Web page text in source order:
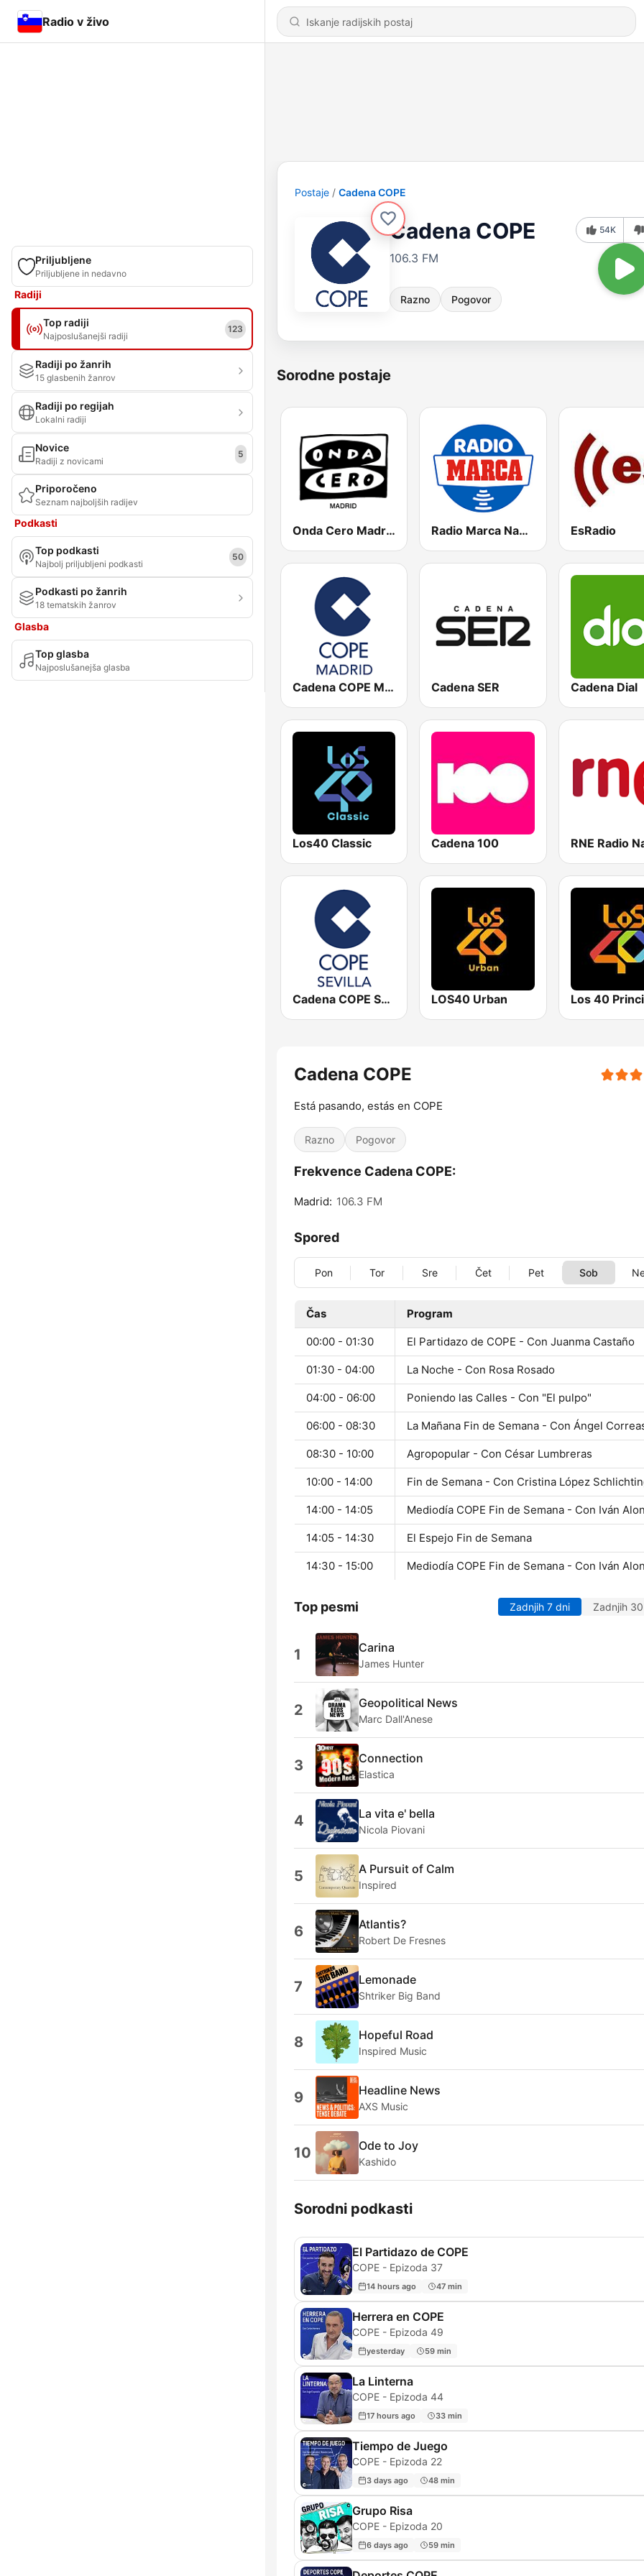
Radio v živo
Priljubljene
Priljubljene in nedavno
Radiji
Top radiji
Najposlušanejši radiji
123
Radiji po žanrih
15 glasbenih žanrov
Radiji po regijah
Lokalni radiji
Novice
Radiji z novicami
5
Priporočeno
Seznam najboljših radijev
Podkasti
Top podkasti
Najbolj priljubljeni podkasti
50
Podkasti po žanrih
18 tematskih žanrov
Glasba
Top glasba
Najposlušanejša glasba
Postaje Cadena COPE
Cadena COPE
106.3 FM
Razno Pogovor
54K
Sorodne postaje
Onda Cero Madrid Radio Marca Nacional EsRadio
Cadena COPE Madrid Cadena SER Cadena Dial
Los40 Classic Cadena 100
Cadena COPE Sevilla LOS40 Urban
Cadena COPE
Está pasando, estás en COPE
Razno Pogovor
Frekvence Cadena COPE:
Madrid: 106.3 FM
Spored
Pon Tor Sre Čet Pet Sob
Čas Program
00:00 - 01:30 El Partidazo de COPE - Con Juanma Castaño
01:30 - 04:00 La Noche - Con Rosa Rosado
04:00 - 06:00 Poniendo las Calles - Con "El pulpo"
06:00 - 08:30 La Mañana Fin de Semana - Con Ángel
08:30 - 10:00 Agropopular - Con César Lumbreras
10:00 - 14:00 Fin de Semana - Con Cristina López
14:00 - 14:05 Mediodía COPE Fin de Semana - Con Iván
14:05 - 14:30 El Espejo Fin de Semana
14:30 - 15:00 Mediodía COPE Fin de Semana - Con Iván
Top pesmi Zadnjih 7 dni Zadnjih
1 Carina
James Hunter
2 Geopolitical News
Marc Dall'Anese
3 Connection
Elastica
4 La vita e' bella
Nicola Piovani
5 A Pursuit of Calm
Inspired
6 Atlantis?
Robert De Fresnes
7 Lemonade
Shtriker Big Band
8 Hopeful Road
Inspired Music
9 Headline News
AXS Music
10 Ode to Joy
Kashido
Sorodni podkasti
El Partidazo de COPE
COPE - Epizoda 37
14 hours ago 47 min
Herrera en COPE
COPE - Epizoda 49
yesterday 59 min
La Linterna
COPE - Epizoda 44
17 hours ago 33 min
Tiempo de Juego
COPE - Epizoda 22
3 days ago 48 min
Grupo Risa
COPE - Epizoda 20
6 days ago 59 min